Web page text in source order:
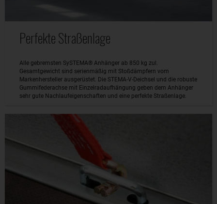
Perfekte Straßenlage
Alle gebremsten SySTEMA® Anhänger ab 850 kg zul.
Gesamtgewicht sind serienmäßig mit Stoßdämpfern vom
Markenhersteller ausgerüstet. Die STEMA-V-Deichsel und die robuste
Gummifederachse mit Einzelradaufhängung geben dem Anhänger
sehr gute Nachlaufeigenschaften und eine perfekte Straßenlage.